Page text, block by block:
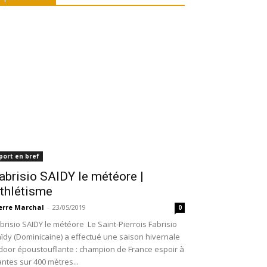
en bref
SAIDY le météore |
Marchal - 23/05/2019 0
SAIDY le météore Le Saint-Pierrois Fabrisio
(Dominicaine) a effectué une saison hivernale
époustouflante : champion de France espoir à
sur 400 mètres...